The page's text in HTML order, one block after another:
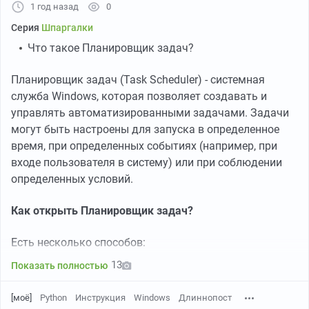
1) Напомни мне завтра в 10:00 записаться к
2) В субботу вечером напомни мне купить
билеты в кино
3) Напомни мне через час отключить духовку
5) Напоминай мне заплатить за квартиру 20-го
числа каждый месяц
1 год назад 0
Серия Шпаргалки
Что такое Планировщик задач?
Планировщик задач (Task Scheduler) - системная
служба Windows, которая позволяет создавать и
управлять автоматизированными задачами. Задачи
могут быть настроены для запуска в определенное
время, при определенных событиях (например, при
входе пользователя в систему) или при соблюдении
определенных условий.
Как открыть Планировщик задач?
Есть несколько способов:
Показать полностью 13
[моё] Python Инструкция Windows Длиннопост